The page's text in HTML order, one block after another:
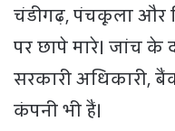
चंडीगढ़, पंचकूला और
पर छापे मारे। जांच के
सरकारी अधिकारी,
कंपनी भी हैं।